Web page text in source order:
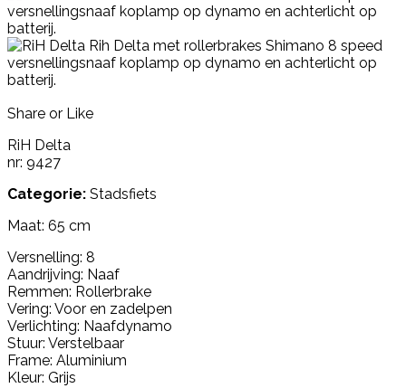
Share or Like
RiH Delta
nr: 9427
Categorie: Stadsfiets
Maat: 65 cm
Versnelling: 8
Aandrijving: Naaf
Remmen: Rollerbrake
Vering: Voor en zadelpen
Verlichting: Naafdynamo
Stuur: Verstelbaar
Frame: Aluminium
Kleur: Grijs